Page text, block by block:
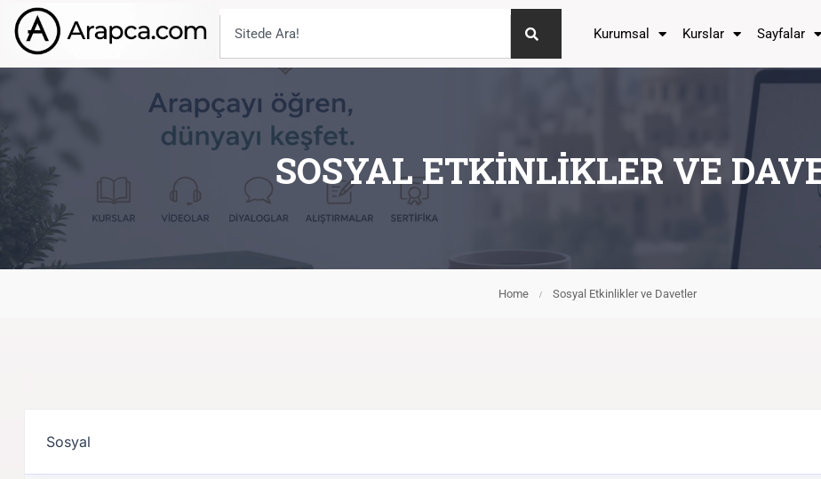
Kurumsal Kurslar Sayfalar
Home Sosyal Etkinlikler ve Davetler
SOSYAL ETKINLIKLER VE